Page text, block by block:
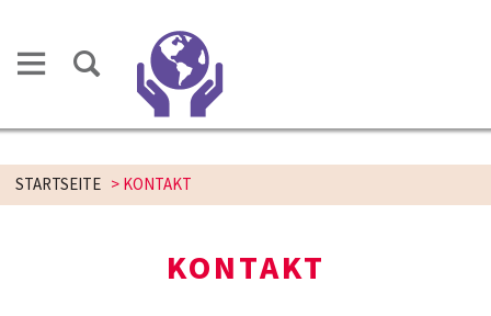
STARTSEITE >KONTAKT
KONTAKT